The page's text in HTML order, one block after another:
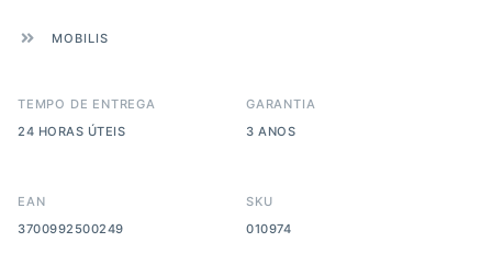
MOBILIS
TEMPO DE ENTREGA
24 HORAS ÚTEIS
GARANTIA
3 ANOS
EAN
3700992500249
SKU
010974